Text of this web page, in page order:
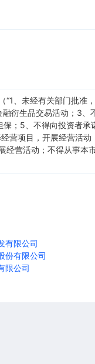
“1、未经有关部门批准
衍生品交易活动；3、
；5、不得向投资者承
营项目，开展经营活动
经营活动；不得从事本
有限公司
份有限公司
限公司